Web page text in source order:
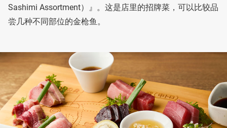
Sashimi Assortment）』。这是店里的招牌菜，可以比较品
尝几种不同部位的金枪鱼。